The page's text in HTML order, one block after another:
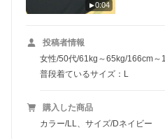
0:04
投稿者情報
女性/50代/61kg～65kg/166cm～
普段着ているサイズ：L
購入した商品
カラー/LL、サイズ/Dネイビー